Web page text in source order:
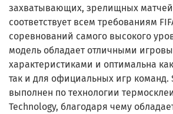
захватывающих, зрелищных
соответствует всем требованиям
соревнований самого высокого
модель обладает отличными
характеристиками и оптимальна
так и для официальных игр команд.
выполнен по технологии
Technology, благодаря чему